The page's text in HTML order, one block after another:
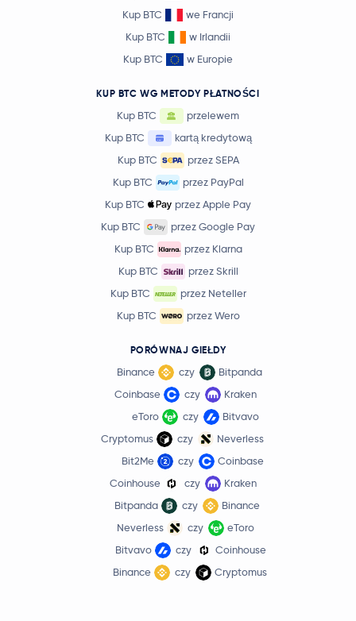
Kup BTC
we Francji
Kup BTC
w Irlandii
Kup BTC
w Europie
KUP BTC WG METODY PŁATNOŚCI
Kup BTC
przelewem
Kup BTC
kartą kredytową
Kup BTC
przez SEPA
Kup BTC
przez PayPal
Kup BTC
przez Apple Pay
Kup BTC
przez Google Pay
Kup BTC
przez Klarna
Kup BTC
przez Skrill
Kup BTC
przez Neteller
Kup BTC
przez Wero
PORÓWNAJ GIEŁDY
Binance czy
Bitpanda
Coinbase
czy
Kraken
eToro
czy
Bitvavo
Cryptomus
czy
Neverless
Bit2Me
czy
Coinbase
Coinhouse
czy
Kraken
Bitpanda
czy
Binance
Neverless
czy
eToro
Bitvavo
czy
Coinhouse
Binance
czy Cryptomus